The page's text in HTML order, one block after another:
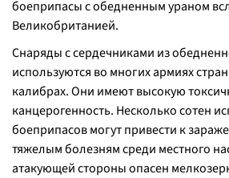
боеприпасы с обедненным ураном
Великобританией.
Снаряды с сердечниками из
используются во многих армиях
калибрах. Они имеют высокую
канцерогенность. Несколько сотен
боеприпасов могут привести к
тяжелым болезням среди местного
атакующей стороны опасен